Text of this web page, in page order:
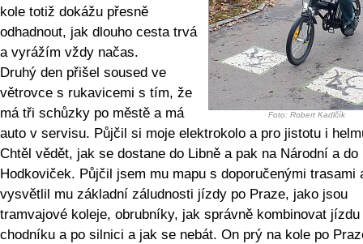
Foto: Robert Kadlčík
kole totiž dokážu přesně
odhadnout, jak dlouho cesta trvá
a vyrážím vždy načas.
Druhý den přišel soused ve
větrovce s rukavicemi s tím, že
má tři schůzky po městě a má
auto v servisu. Půjčil si moje elektrokolo a pro jistotu i
Chtěl vědět, jak se dostane do Libně a pak na Národní a do
Hodkoviček. Půjčil jsem mu mapu s doporučenými trasami
vysvětlil mu základní záludnosti jízdy po Praze, jako jsou
tramvajové koleje, obrubníky, jak správně kombinovat jízdu
chodníku a po silnici a jak se nebát. On prý na kole po